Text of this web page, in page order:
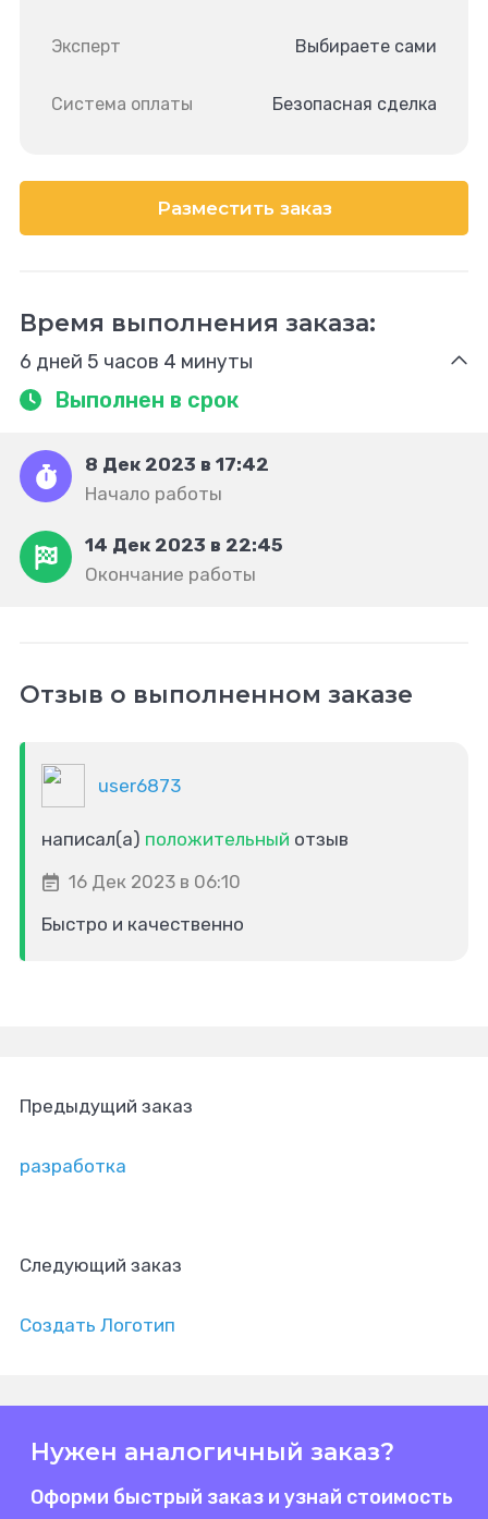
Эксперт Выбираете сами
Система оплаты Безопасная сделка
Разместить заказ
Время выполнения заказа:
6 дней 5 часов 4 минуты
Выполнен в срок
8 Дек 2023 в 17:42
Начало работы
14 Дек 2023 в 22:45
Окончание работы
Отзыв о выполненном заказе
user6873
написал(а) положительный отзыв
16 Дек 2023 в 06:10
Быстро и качественно
Предыдущий заказ
разработка
Следующий заказ
Создать Логотип
Нужен аналогичный заказ?
Оформи быстрый заказ и узнай стоимость